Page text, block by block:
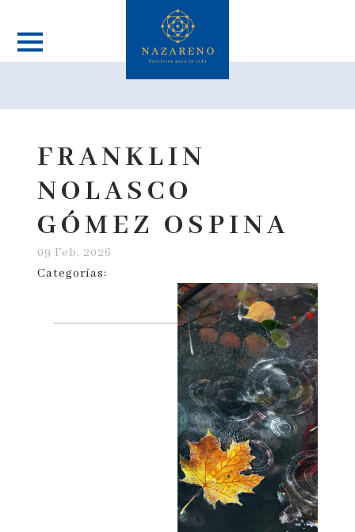
FRANKLIN
NOLASCO
GÓMEZ OSPINA
09 Feb, 2026
Categorías: